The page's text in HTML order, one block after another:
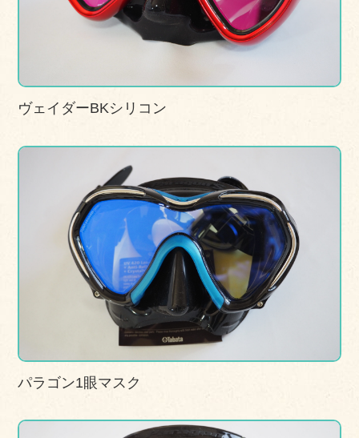
ヴェイダーBKシリコン
パラゴン1眼マスク